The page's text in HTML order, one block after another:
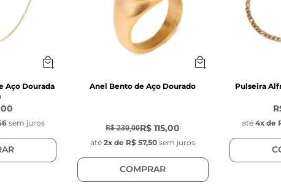
Aço Dourada
sem juros
Anel Bento de Aço Dourado
R$ 230,00R$ 115,00
até 2x de R$ 57,50 sem juros
COMPRAR
Pulseira
até 4x de